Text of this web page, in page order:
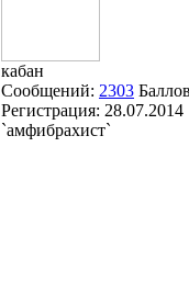
кабан
Сообщений: 2303
Регистрация: 28.07.2014
`амфибрахист`